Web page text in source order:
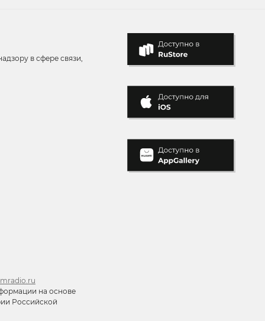
в сфере связи,
на основе
Российской